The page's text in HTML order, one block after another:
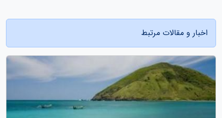
اخبار و مقالات مرتبط